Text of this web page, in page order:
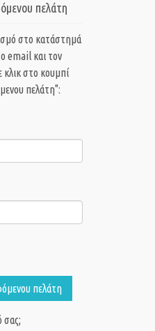
πελάτη
στο κατάστημά
email και τον
κλικ στο κουμπί
πελάτη":
πελάτη
σας;